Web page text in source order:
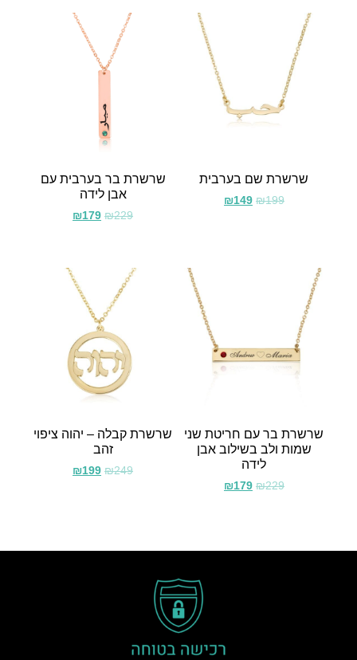
שרשרת שם בערבית
₪199
₪149
שרשרת בר בערבית עם
אבן לידה
₪229
₪179
שרשרת בר עם חריטת שני
שמות ולב בשילוב אבן
לידה
₪229
₪179
שרשרת קבלה – יהוה ציפוי
זהב
₪249
₪199